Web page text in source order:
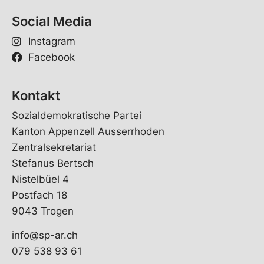
Social Media
Instagram
Facebook
Kontakt
Sozialdemokratische Partei
Kanton Appenzell Ausserrhoden
Zentralsekretariat
Stefanus Bertsch
Nistelbüel 4
Postfach 18
9043 Trogen
info@sp-ar.ch
079 538 93 61